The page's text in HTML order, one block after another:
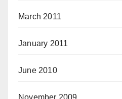
March 2011
January 2011
June 2010
November 2009